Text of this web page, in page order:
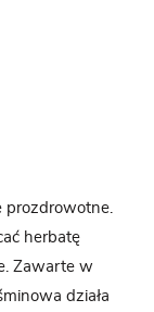
prozdrowotne.
herbatę
Zawarte w
działa